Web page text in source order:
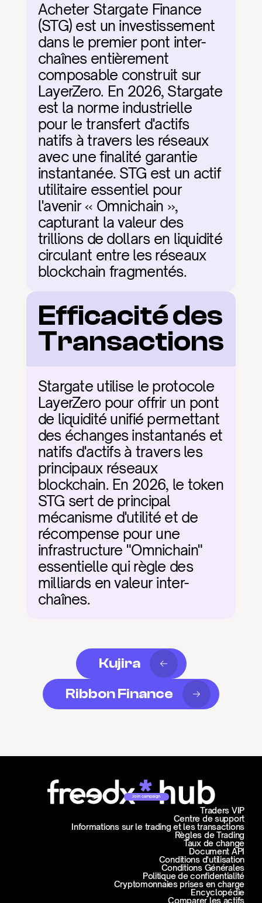
Acheter Stargate Finance
(STG) est un investissement
dans le premier pont inter-
chaînes entièrement
composable construit sur
LayerZero. En 2026, Stargate
est la norme industrielle
pour le transfert d'actifs
natifs à travers les réseaux
avec une finalité garantie
instantanée. STG est un actif
utilitaire essentiel pour
l'avenir « Omnichain »,
capturant la valeur des
trillions de dollars en liquidité
circulant entre les réseaux
blockchain fragmentés.
Efficacité des
Transactions
Stargate utilise le protocole
LayerZero pour offrir un pont
de liquidité unifié permettant
des échanges instantanés et
natifs d'actifs à travers les
principaux réseaux
blockchain. En 2026, le token
STG sert de principal
mécanisme d'utilité et de
récompense pour une
infrastructure "Omnichain"
essentielle qui règle des
milliards en valeur inter-
chaînes.
Kujira
Ribbon Finance
Join campaign
Centre de support
Informations sur le trading et les transactions
Traders VIP
Règles de Trading
Taux de change
Document API
Conditions d'utilisation
Conditions Générales
Politique de confidentialité
Cryptomonnaies prises en charge
Encyclopédie
Comparer les actifs